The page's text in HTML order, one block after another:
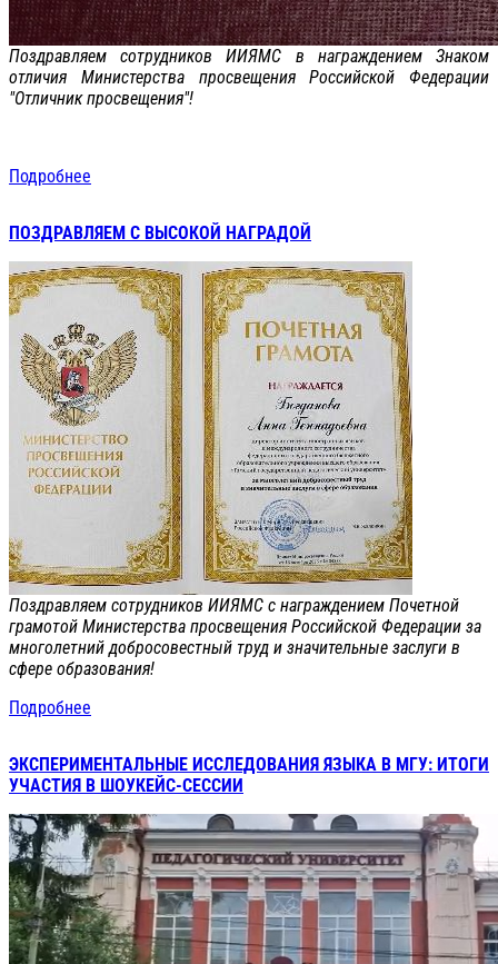
Поздравляем сотрудников ИИЯМС в награждением Знаком
отличия Министерства просвещения Российской Федерации
"Отличник просвещения"!
Подробнее
ПОЗДРАВЛЯЕМ С ВЫСОКОЙ НАГРАДОЙ
Поздравляем сотрудников ИИЯМС с награждением Почетной
грамотой Министерства просвещения Российской Федерации за
многолетний добросовестный труд и значительные заслуги в
сфере образования!
Подробнее
ЭКСПЕРИМЕНТАЛЬНЫЕ ИССЛЕДОВАНИЯ ЯЗЫКА В МГУ: ИТОГИ
УЧАСТИЯ В ШОУКЕЙС-СЕССИИ